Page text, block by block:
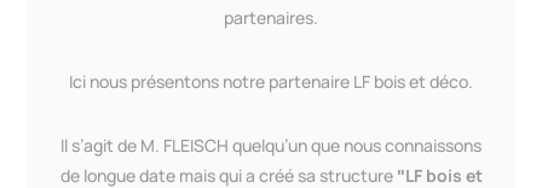
partenaires.
Ici nous présentons notre partenaire LF bois et déco.
Il s’agit de M. FLEISCH quelqu’un que nous connaissons
de longue date mais qui a créé sa structure ʺLF bois et